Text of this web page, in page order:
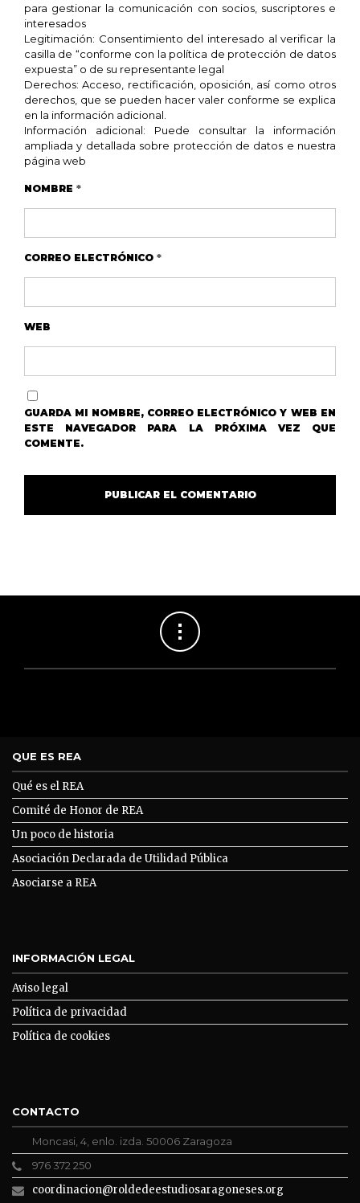
para gestionar la comunicación con socios, suscriptores e
interesados
Legitimación: Consentimiento del interesado al verificar la
casilla de “conforme con la política de protección de datos
expuesta” o de su representante legal
Derechos: Acceso, rectificación, oposición, así como otros
derechos, que se pueden hacer valer conforme se explica
en la información adicional.
Información adicional: Puede consultar la información
ampliada y detallada sobre protección de datos e nuestra
página web
NOMBRE *
CORREO ELECTRÓNICO *
WEB
GUARDA MI NOMBRE, CORREO ELECTRÓNICO Y WEB EN
ESTE NAVEGADOR PARA LA PRÓXIMA VEZ QUE
COMENTE.
QUE ES REA
Qué es el REA
Comité de Honor de REA
Un poco de historia
Asociación Declarada de Utilidad Pública
Asociarse a REA
INFORMACIÓN LEGAL
Aviso legal
Política de privacidad
Política de cookies
CONTACTO
Moncasi, 4, enlo. izda. 50006 Zaragoza
976 372 250
coordinacion@roldedeestudiosaragoneses.org